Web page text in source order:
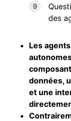
des
Les
données,
et une